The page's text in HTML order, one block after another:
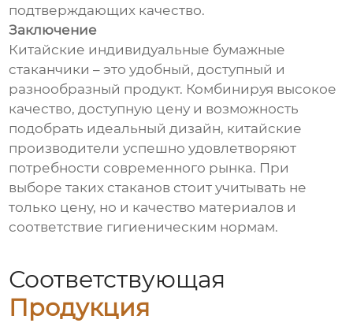
подтверждающих качество.
Заключение
Китайские индивидуальные бумажные
стаканчики – это удобный, доступный и
разнообразный продукт. Комбинируя высокое
качество, доступную цену и возможность
подобрать идеальный дизайн, китайские
производители успешно удовлетворяют
потребности современного рынка. При
выборе таких стаканов стоит учитывать не
только цену, но и качество материалов и
соответствие гигиеническим нормам.
Соответствующая
Продукция